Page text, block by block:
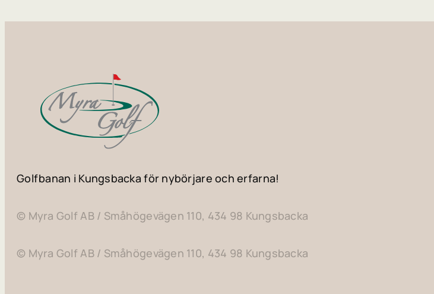
Golfbanan i Kungsbacka för nybörjare och erfarna!
© Myra Golf AB / Småhögevägen 110, 434 98 Kungsbacka
© Myra Golf AB / Småhögevägen 110, 434 98 Kungsbacka